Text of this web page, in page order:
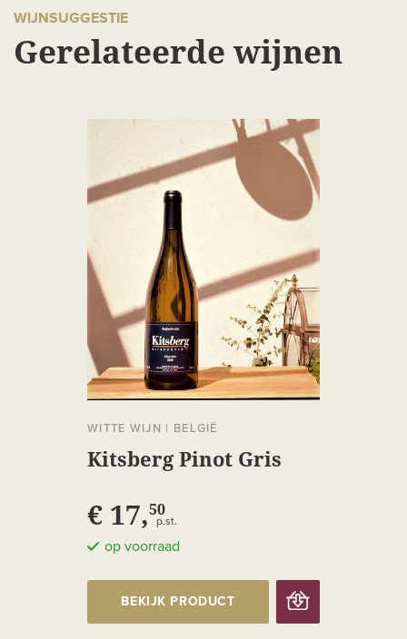
WIJNSUGGESTIE
Gerelateerde wijnen
WITTE WIJN | BELGIË
Kitsberg Pinot Gris
€ 17,50
p.st.
op voorraad
BEKIJK PRODUCT